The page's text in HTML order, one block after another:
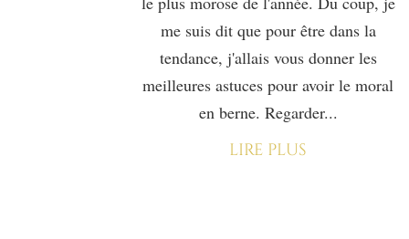
me suis dit que pour être dans la
tendance, j'allais vous donner les
meilleures astuces pour avoir le moral
en berne. Regarder...
lire plus